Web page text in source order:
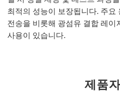
최적의 성능이 보장됩니다. 주요
전송을 비롯해 광섬유 결합 레이
사용이 있습니다.
제품